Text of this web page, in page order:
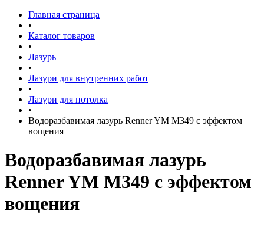
Главная страница
•
Каталог товаров
•
Лазурь
•
Лазури для внутренних работ
•
Лазури для потолка
•
Водоразбавимая лазурь Renner YM M349 с эффектом
вощения
Водоразбавимая лазурь
Renner YM M349 с эффектом
вощения